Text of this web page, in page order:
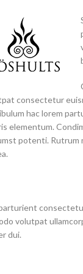
consectetur
hac lorem
elementum.
potenti. Rutrum
volutpat
dui.